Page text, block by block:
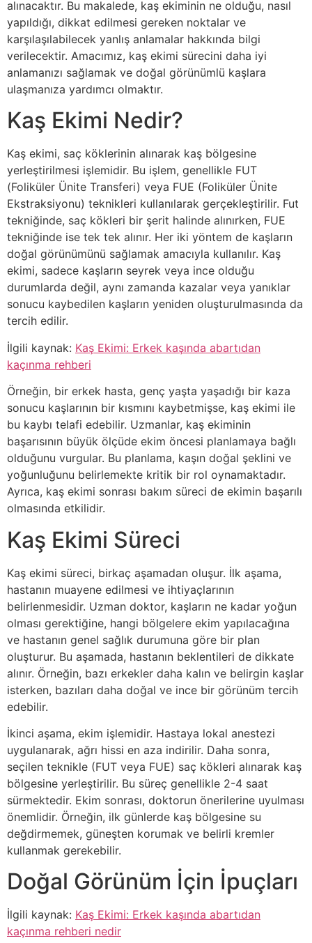
alınacaktır. Bu makalede, kaş ekiminin ne olduğu, nasıl
yapıldığı, dikkat edilmesi gereken noktalar ve
karşılaşılabilecek yanlış anlamalar hakkında bilgi
verilecektir. Amacımız, kaş ekimi sürecini daha iyi
anlamanızı sağlamak ve doğal görünümlü kaşlara
ulaşmanıza yardımcı olmaktır.
Kaş Ekimi Nedir?
Kaş ekimi, saç köklerinin alınarak kaş bölgesine
yerleştirilmesi işlemidir. Bu işlem, genellikle FUT
(Foliküler Ünite Transferi) veya FUE (Foliküler Ünite
Ekstraksiyonu) teknikleri kullanılarak gerçekleştirilir. Fut
tekniğinde, saç kökleri bir şerit halinde alınırken, FUE
tekniğinde ise tek tek alınır. Her iki yöntem de kaşların
doğal görünümünü sağlamak amacıyla kullanılır. Kaş
ekimi, sadece kaşların seyrek veya ince olduğu
durumlarda değil, aynı zamanda kazalar veya yanıklar
sonucu kaybedilen kaşların yeniden oluşturulmasında da
tercih edilir.
İlgili kaynak: Kaş Ekimi: Erkek kaşında abartıdan
kaçınma rehberi
Örneğin, bir erkek hasta, genç yaşta yaşadığı bir kaza
sonucu kaşlarının bir kısmını kaybetmişse, kaş ekimi ile
bu kaybı telafi edebilir. Uzmanlar, kaş ekiminin
başarısının büyük ölçüde ekim öncesi planlamaya bağlı
olduğunu vurgular. Bu planlama, kaşın doğal şeklini ve
yoğunluğunu belirlemekte kritik bir rol oynamaktadır.
Ayrıca, kaş ekimi sonrası bakım süreci de ekimin başarılı
olmasında etkilidir.
Kaş Ekimi Süreci
Kaş ekimi süreci, birkaç aşamadan oluşur. İlk aşama,
hastanın muayene edilmesi ve ihtiyaçlarının
belirlenmesidir. Uzman doktor, kaşların ne kadar yoğun
olması gerektiğine, hangi bölgelere ekim yapılacağına
ve hastanın genel sağlık durumuna göre bir plan
oluşturur. Bu aşamada, hastanın beklentileri de dikkate
alınır. Örneğin, bazı erkekler daha kalın ve belirgin kaşlar
isterken, bazıları daha doğal ve ince bir görünüm tercih
edebilir.
İkinci aşama, ekim işlemidir. Hastaya lokal anestezi
uygulanarak, ağrı hissi en aza indirilir. Daha sonra,
seçilen teknikle (FUT veya FUE) saç kökleri alınarak kaş
bölgesine yerleştirilir. Bu süreç genellikle 2-4 saat
sürmektedir. Ekim sonrası, doktorun önerilerine uyulması
önemlidir. Örneğin, ilk günlerde kaş bölgesine su
değdirmemek, güneşten korumak ve belirli kremler
kullanmak gerekebilir.
Doğal Görünüm İçin İpuçları
İlgili kaynak: Kaş Ekimi: Erkek kaşında abartıdan
kaçınma rehberi nedir